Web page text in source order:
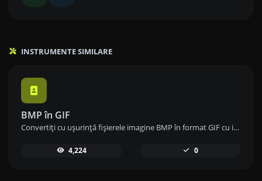
INSTRUMENTE SIMILARE
BMP în GIF
Convertiți cu ușurință fișierele imagine BMP în format GIF cu instrumentul nostru de conversie BMP în GIF pentru a crea imagini animate.
4,224 0